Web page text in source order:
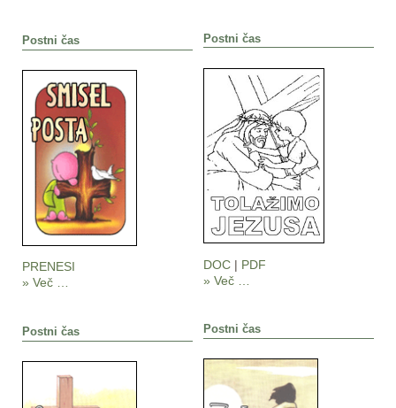
Postni čas
DOC | PDF
» Več …
Postni čas
PRENESI
» Več …
Postni čas
Postni čas